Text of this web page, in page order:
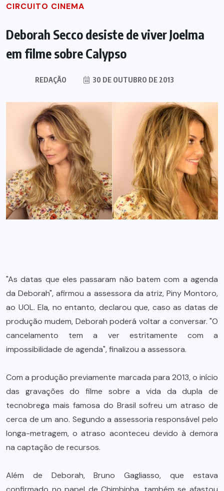
CIRCUITO CINEMA
Deborah Secco desiste de viver Joelma
em filme sobre Calypso
REDAÇÃO 30 DE OUTUBRO DE 2013
"As datas que eles passaram não batem com a agenda
da Deborah", afirmou a assessora da atriz, Piny Montoro,
ao UOL. Ela, no entanto, declarou que, caso as datas de
produção mudem, Deborah poderá voltar a conversar. "O
cancelamento tem a ver estritamente com a
impossibilidade de agenda", finalizou a assessora.
Com a produção previamente marcada para 2013, o início
das gravações do filme sobre a vida da dupla de
tecnobrega mais famosa do Brasil sofreu um atraso de
cerca de um ano. Segundo a assessoria responsável pelo
longa-metragem, o atraso aconteceu devido à demora
na captação de recursos.
Além de Deborah, Bruno Gagliasso, que estava